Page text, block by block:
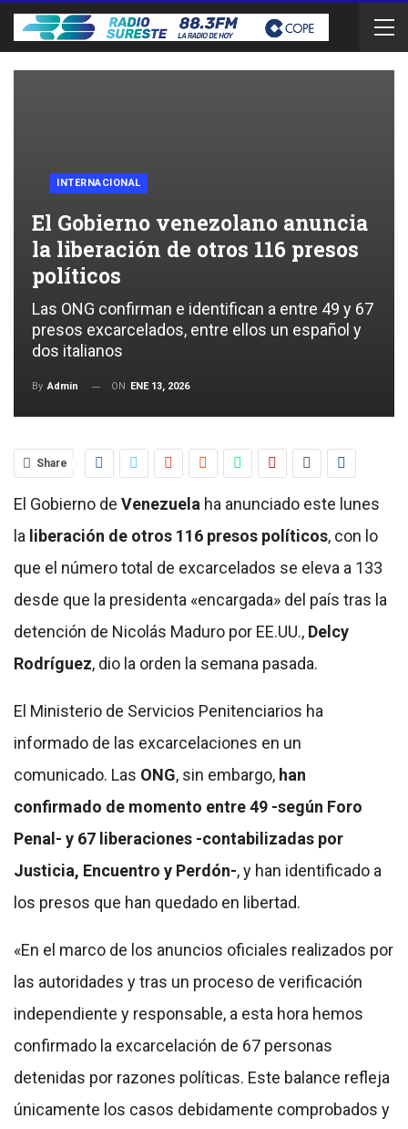
INTERNACIONAL
El Gobierno venezolano anuncia
la liberación de otros 116 presos
políticos
Las ONG confirman e identifican a entre 49 y 67
presos excarcelados, entre ellos un español y
dos italianos
By Admin ON ENE 13, 2026
Share
El Gobierno de Venezuela ha anunciado este lunes
la liberación de otros 116 presos políticos, con lo
que el número total de excarcelados se eleva a 133
desde que la presidenta «encargada» del país tras la
detención de Nicolás Maduro por EE.UU., Delcy
Rodríguez, dio la orden la semana pasada.
El Ministerio de Servicios Penitenciarios ha
informado de las excarcelaciones en un
comunicado. Las ONG, sin embargo, han
confirmado de momento entre 49 -según Foro
Penal- y 67 liberaciones -contabilizadas por
Justicia, Encuentro y Perdón-, y han identificado a
los presos que han quedado en libertad.
«En el marco de los anuncios oficiales realizados por
las autoridades y tras un proceso de verificación
independiente y responsable, a esta hora hemos
confirmado la excarcelación de 67 personas
detenidas por razones políticas. Este balance refleja
únicamente los casos debidamente comprobados y